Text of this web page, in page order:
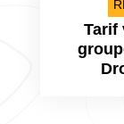
Tarif